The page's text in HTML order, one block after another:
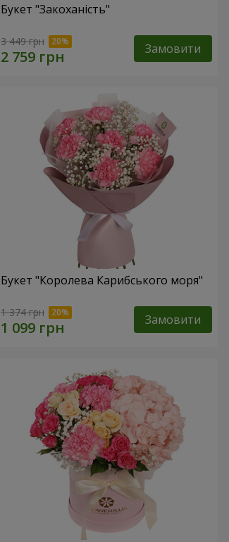
Букет "Закоханість"
3 449 грн Замовити
Букет "Королева Карибського моря"
1 374 грн Замовити